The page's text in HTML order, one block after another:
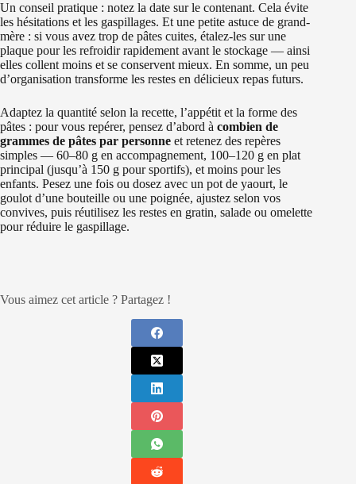
Un conseil pratique : notez la date sur le contenant. Cela évite
les hésitations et les gaspillages. Et une petite astuce de grand-
mère : si vous avez trop de pâtes cuites, étalez-les sur une
plaque pour les refroidir rapidement avant le stockage — ainsi
elles collent moins et se conservent mieux. En somme, un peu
d’organisation transforme les restes en délicieux repas futurs.
Adaptez la quantité selon la recette, l’appétit et la forme des
pâtes : pour vous repérer, pensez d’abord à combien de
grammes de pâtes par personne et retenez des repères
simples — 60–80 g en accompagnement, 100–120 g en plat
principal (jusqu’à 150 g pour sportifs), et moins pour les
enfants. Pesez une fois ou dosez avec un pot de yaourt, le
goulot d’une bouteille ou une poignée, ajustez selon vos
convives, puis réutilisez les restes en gratin, salade ou omelette
pour réduire le gaspillage.
Vous aimez cet article ? Partagez !